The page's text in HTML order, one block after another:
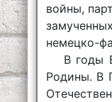
войны,
немецко-
В годы
Родины. В